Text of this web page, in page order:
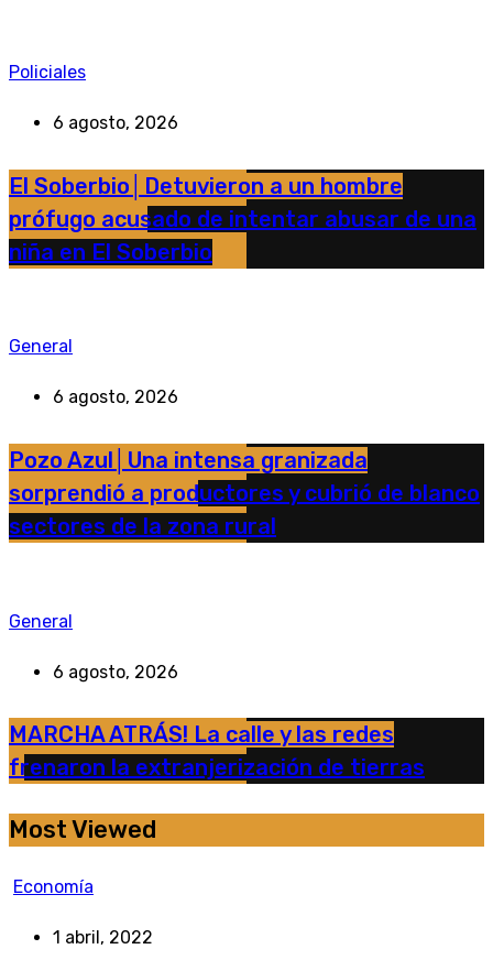
Policiales
6 agosto, 2026
El Soberbio│Detuvieron a un hombre
prófugo acusado de intentar abusar de una
niña en El Soberbio
General
6 agosto, 2026
Pozo Azul│Una intensa granizada
sorprendió a productores y cubrió de blanco
sectores de la zona rural
General
6 agosto, 2026
MARCHA ATRÁS! La calle y las redes
frenaron la extranjerización de tierras
Most Viewed
Economía
1 abril, 2022